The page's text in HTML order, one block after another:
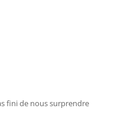
fini de nous surprendre